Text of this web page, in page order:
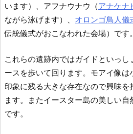
います）、アフナウナウ（アナケナ
ながら泳げます）、 オロンゴ鳥人儀
伝統儀式がおこなわれた会場）です。
これらの遺跡内ではガイドといっし
ースを歩いて回ります。モアイ像は
印象に残る大きな存在なので興味を
ます。またイースター島の美しい
です。